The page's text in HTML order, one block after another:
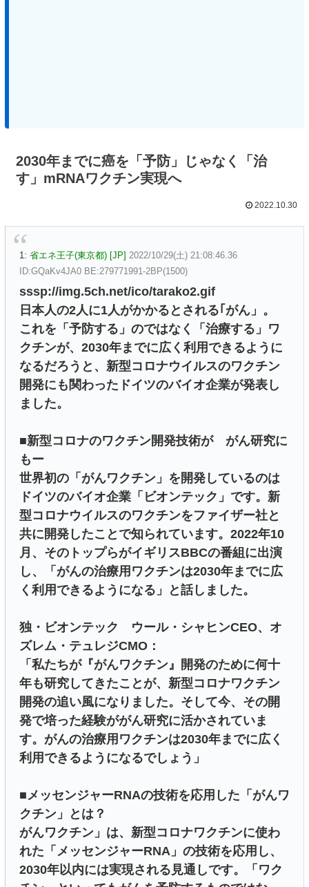
2030年までに癌を「予防」じゃなく「治
す」mRNAワクチン実現へ
2022.10.30
1: 省エネ王子(東京都) [JP] 2022/10/29(土) 21:08:46.36
ID:GQaKv4JA0 BE:279771991-2BP(1500)
sssp://img.5ch.net/ico/tarako2.gif
日本人の2人に1人がかかるとされる｢がん」。
これを「予防する」のではなく「治療する」ワ
クチンが、2030年までに広く利用できるように
なるだろうと、新型コロナウイルスのワクチン
開発にも関わったドイツのバイオ企業が発表し
ました。
■新型コロナのワクチン開発技術が がん研究に
もー
世界初の「がんワクチン」を開発しているのは
ドイツのバイオ企業「ビオンテック」です。新
型コロナウイルスのワクチンをファイザー社と
共に開発したことで知られています。2022年10
月、そのトップらがイギリスBBCの番組に出演
し、「がんの治療用ワクチンは2030年までに広
く利用できるようになる」と話しました。
独・ビオンテック ウール・シャヒンCEO、オ
ズレム・テュレジCMO：
「私たちが『がんワクチン』開発のために何十
年も研究してきたことが、新型コロナワクチン
開発の追い風になりました。そして今、その開
発で培った経験ががん研究に活かされていま
す。がんの治療用ワクチンは2030年までに広く
利用できるようになるでしょう」
■メッセンジャーRNAの技術を応用した「がんワ
クチン」とは？
がんワクチン」は、新型コロナワクチンに使わ
れた「メッセンジャーRNA」の技術を応用し、
2030年以内には実現される見通しです。「ワク